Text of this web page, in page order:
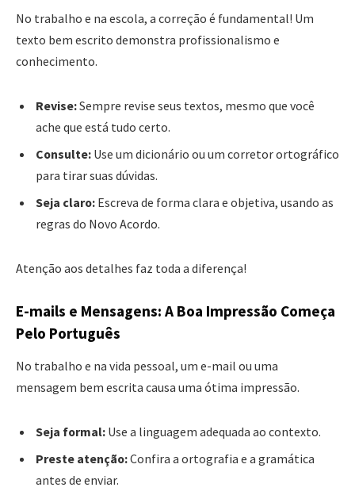
No trabalho e na escola, a correção é fundamental! Um
texto bem escrito demonstra profissionalismo e
conhecimento.
Revise:Sempre revise seus textos, mesmo que você
ache que está tudo certo.
Consulte: Use um dicionário ou um corretor ortográfico
para tirar suas dúvidas.
Seja claro: Escreva de forma clara e objetiva, usando as
regras do Novo Acordo.
Atenção aos detalhes faz toda a diferença!
E-mails e Mensagens: A Boa Impressão Começa
Pelo Português
No trabalho e na vida pessoal, um e-mail ou uma
mensagem bem escrita causa uma ótima impressão.
Seja formal: Use a linguagem adequada ao contexto.
Preste atenção:Confira a ortografia e a gramática
antes de enviar.